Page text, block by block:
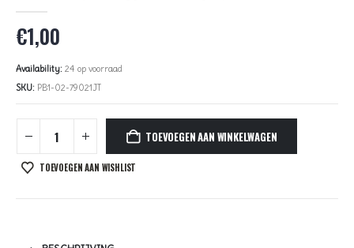
€1,00
Availability: 24 op voorraad
SKU: PB1-02-79021JT
TOEVOEGEN AAN WINKELWAGEN
TOEVOEGEN AAN WISHLIST